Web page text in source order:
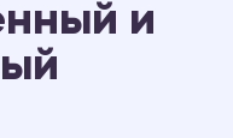
и